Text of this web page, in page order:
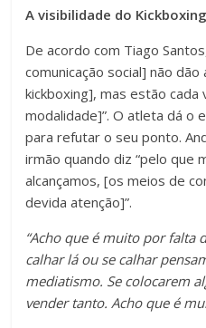
A visibilidade do
De acordo com Tiago
comunicação social] não
kickboxing], mas estão
modalidade]”. O atleta dá o
para refutar o seu ponto.
irmão quando diz “pelo que
alcançamos, [os meios de
devida atenção]”.
“Acho que é muito por falta
calhar lá ou se calhar
mediatismo. Se colocarem
vender tanto. Acho que é